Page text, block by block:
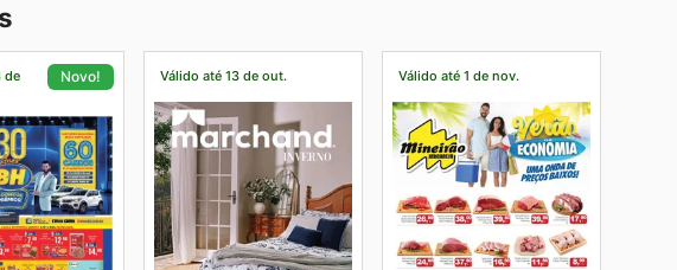
de Novo! Válido até 13 de out. Válido até 1 de nov.